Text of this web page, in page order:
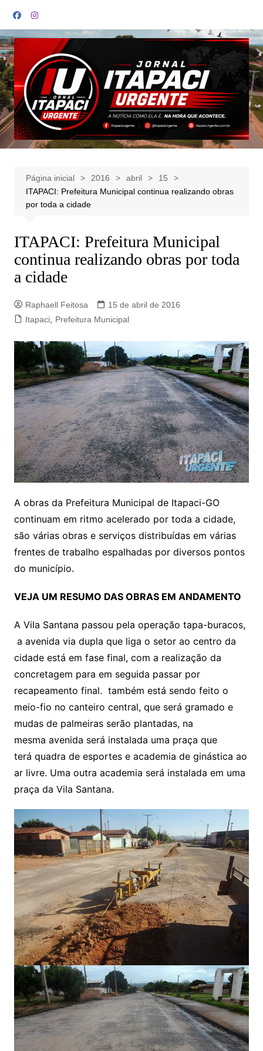
para
o
conteúdo
Página inicial 2016 abril
15
ITAPACI: Prefeitura Municipal continua realizando obras
por toda a cidade
ITAPACI: Prefeitura Municipal
continua realizando obras por toda
a cidade
Raphaell Feitosa
15 de abril de 2016
Itapaci, Prefeitura Municipal
A obras da Prefeitura Municipal de Itapaci-GO
continuam em ritmo acelerado por toda a cidade,
são várias obras e serviços distribuídas em várias
frentes de trabalho espalhadas por diversos pontos
do município.
VEJA UM RESUMO DAS OBRAS EM ANDAMENTO
A Vila Santana passou pela operação tapa-buracos,
a avenida via dupla que liga o setor ao centro da
cidade está em fase final, com a realização da
concretagem para em seguida passar por
recapeamento final. também está sendo feito o
meio-fio no canteiro central, que será gramado e
mudas de palmeiras serão plantadas, na
mesma avenida será instalada uma praça que
terá quadra de esportes e academia de ginástica ao
ar livre. Uma outra academia será instalada em uma
praça da Vila Santana.